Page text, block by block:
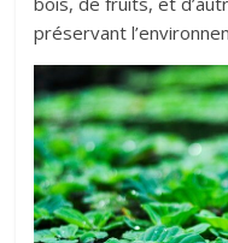
préservant